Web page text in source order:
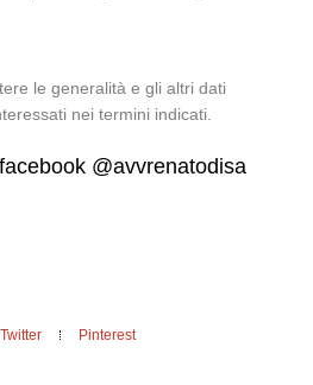
le generalità e gli altri dati
nei termini indicati.
@avvrenatodisa
Twitter Pinterest